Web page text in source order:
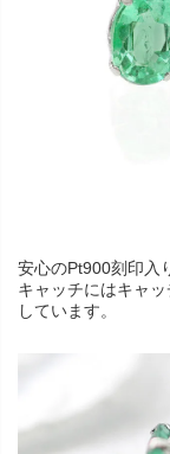
安心のPt900刻印入
キャッチにはキャ
しています。